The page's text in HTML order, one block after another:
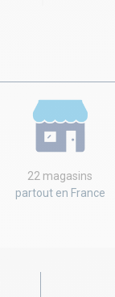
22 magasins
partout en France